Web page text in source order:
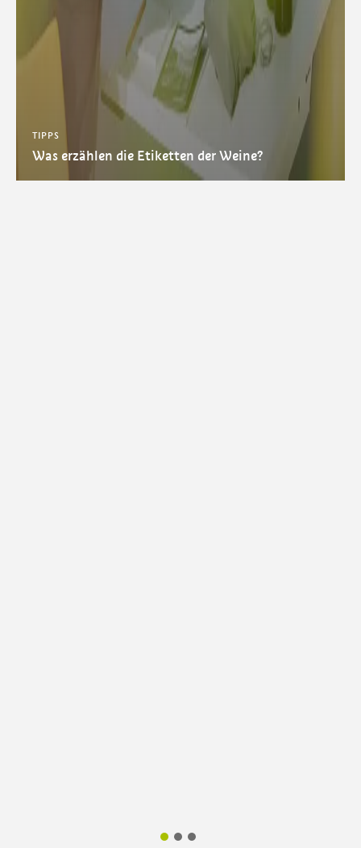
TIPPS
Was erzählen die Etiketten der Weine?